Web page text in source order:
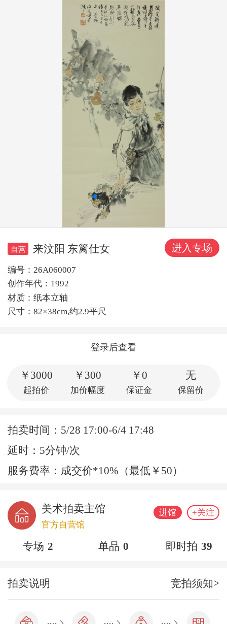
自营 来汶阳 东篱仕女 进入专场
编号：26A060007
创作年代：1992
材质：纸本立轴
尺寸：82×38cm,约2.9平尺
登录后查看
￥3000
起拍价
￥300
加价幅度
￥0
保证金
无
保留价
拍卖时间：5/28 17:00-6/4 17:48
延时：5分钟/次
服务费率：成交价*10%（最低￥50）
美术拍卖主馆
官方自营馆
进馆 +关注
专场 2 单品 0 即时拍 39
拍卖说明 竞拍须知>